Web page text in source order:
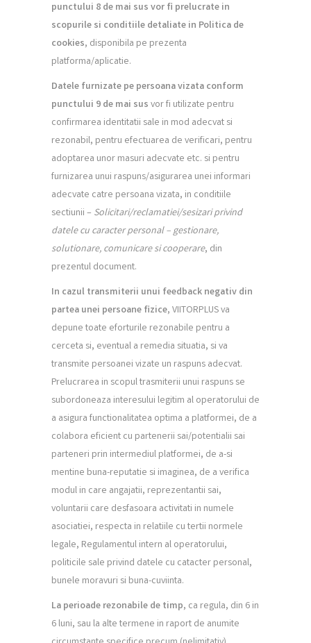
punctului 8 de mai sus vor fi prelucrate in
scopurile si conditiile detaliate in Politica de
cookies, disponibila pe prezenta
platforma/aplicatie.
Datele furnizate pe persoana vizata conform
punctului 9 de mai sus vor fi utilizate pentru
confirmarea identitatii sale in mod adecvat si
rezonabil, pentru efectuarea de verificari, pentru
adoptarea unor masuri adecvate etc. si pentru
furnizarea unui raspuns/asigurarea unei informari
adecvate catre persoana vizata, in conditiile
sectiunii – Solicitari/reclamatiei/sesizari privind
datele cu caracter personal – gestionare,
solutionare, comunicare si cooperare, din
prezentul document.
In cazul transmiterii unui feedback negativ din
partea unei persoane fizice, VIITORPLUS va
depune toate eforturile rezonabile pentru a
cerceta si, eventual a remedia situatia, si va
transmite persoanei vizate un raspuns adecvat.
Prelucrarea in scopul trasmiterii unui raspuns se
subordoneaza interesului legitim al operatorului de
a asigura functionalitatea optima a platformei, de a
colabora eficient cu partenerii sai/potentialii sai
parteneri prin intermediul platformei, de a-si
mentine buna-reputatie si imaginea, de a verifica
modul in care angajatii, reprezentantii sai,
voluntarii care desfasoara activitati in numele
asociatiei, respecta in relatiile cu tertii normele
legale, Regulamentul intern al operatorului,
politicile sale privind datele cu catacter personal,
bunele moravuri si buna-cuviinta.
La perioade rezonabile de timp, ca regula, din 6 in
6 luni, sau la alte termene in raport de anumite